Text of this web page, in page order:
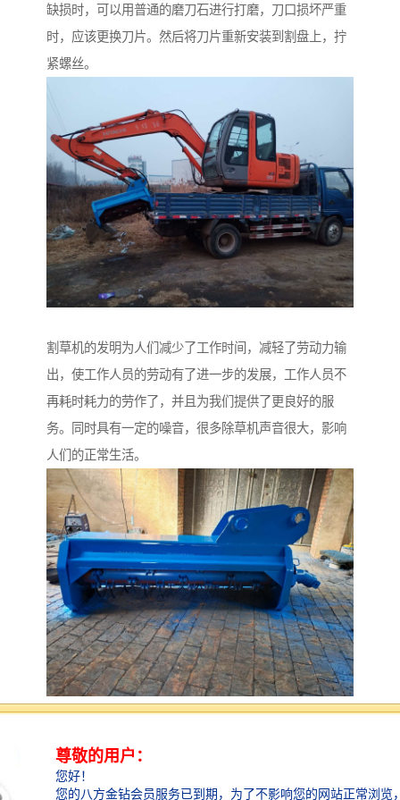
缺损时，可以用普通的磨刀石进行打磨，刀口损坏严重
时，应该更换刀片。然后将刀片重新安装到割盘上，拧
紧螺丝。
割草机的发明为人们减少了工作时间，减轻了劳动力输
出，使工作人员的劳动有了进一步的发展，工作人员不
再耗时耗力的劳作了，并且为我们提供了更良好的服
务。同时具有一定的噪音，很多除草机声音很大，影响
人们的正常生活。
次技术保养，具体包括：清除尘土、杂草、油污等脏
物，对机器进行一次全面清洁；检查发动机的机油油